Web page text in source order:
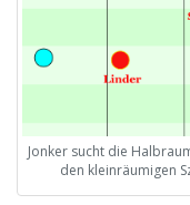
Jonker sucht die
den kleinräumigen